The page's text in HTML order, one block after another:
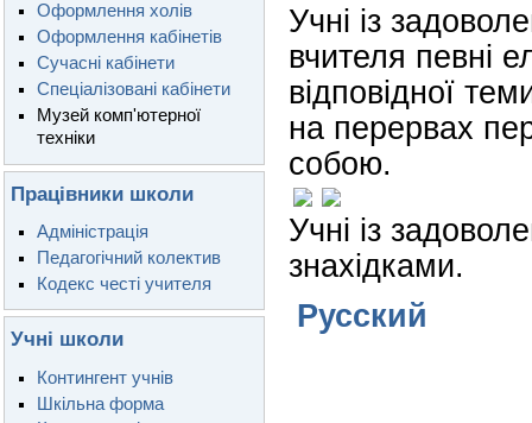
Оформлення холів
Оформлення кабінетів
Сучасні кабінети
Спеціалізовані кабінети
Музей комп'ютерної
техніки
Працівники школи
Адміністрація
Педагогічний колектив
Кодекс честі учителя
Учні школи
Контингент учнів
Шкільна форма
Учні із
вчителя певні
відповідної
на перервах
собою.
Учні із
знахідками.
Русский